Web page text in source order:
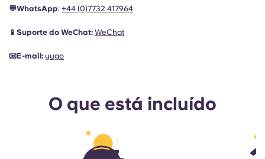
💬WhatsApp: +44 (0)7732 417964
📱Suporte do WeChat: WeChat
📧E-mail: yugo
O que está incluído